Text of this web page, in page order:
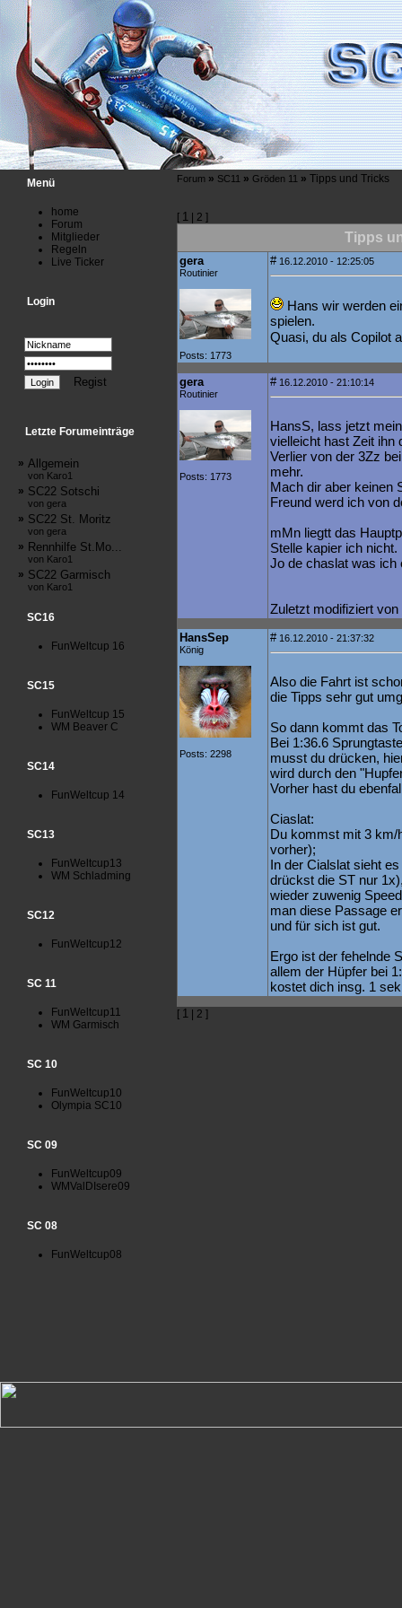
Menü
home
Forum
Mitglieder
Regeln
Live Ticker
Login
Regist
Letzte Forumeinträge
» Allgemein
von Karo1
» SC22 Sotschi
von gera
» SC22 St. Moritz
von gera
» Rennhilfe St.Mo...
von Karo1
» SC22 Garmisch
von Karo1
SC16
FunWeltcup 16
SC15
FunWeltcup 15
WM Beaver C
SC14
FunWeltcup 14
SC13
FunWeltcup13
WM Schladming
SC12
FunWeltcup12
SC 11
FunWeltcup11
WM Garmisch
SC 10
FunWeltcup10
Olympia SC10
SC 09
FunWeltcup09
WMValDIsere09
SC 08
FunWeltcup08
Forum» SC11» Gröden 11» Tipps und Tricks
[ 1| 2 ]
Tipps
gera
Routinier
Posts: 1773
#16.12.2010 - 12:25:05
Hans wir werden
spielen.
Quasi, du als Copilot
gera
Routinier
Posts: 1773
#16.12.2010 - 21:10:14
HansS, lass jetzt
vielleicht hast Zeit ihn
Verlier von der 3Zz
mehr.
Mach dir aber keinen
Freund werd ich von
mMn liegtt das
Stelle kapier ich nicht.
Jo de chaslat was ich
Zuletzt modifiziert
HansSep
König
Posts: 2298
#16.12.2010 - 21:37:32
Also die Fahrt ist
die Tipps sehr gut
So dann kommt das
Bei 1:36.6
musst du drücken,
wird durch den
Vorher hast du
Ciaslat:
Du kommst mit 3 km/
vorher);
In der Cialslat sieht
drückst die ST nur
wieder zuwenig
man diese Passage
und für sich ist gut.
Ergo ist der fehelnde
allem der Hüpfer bei
kostet dich insg. 1
[ 1| 2 ]